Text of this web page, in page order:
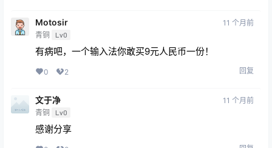
Motosir
青铜 Lv0
11 个月前
有病吧，一个输入法你敢买9元人民币一份！
0 2 回复
文于净
青铜 Lv0
11 个月前
感谢分享